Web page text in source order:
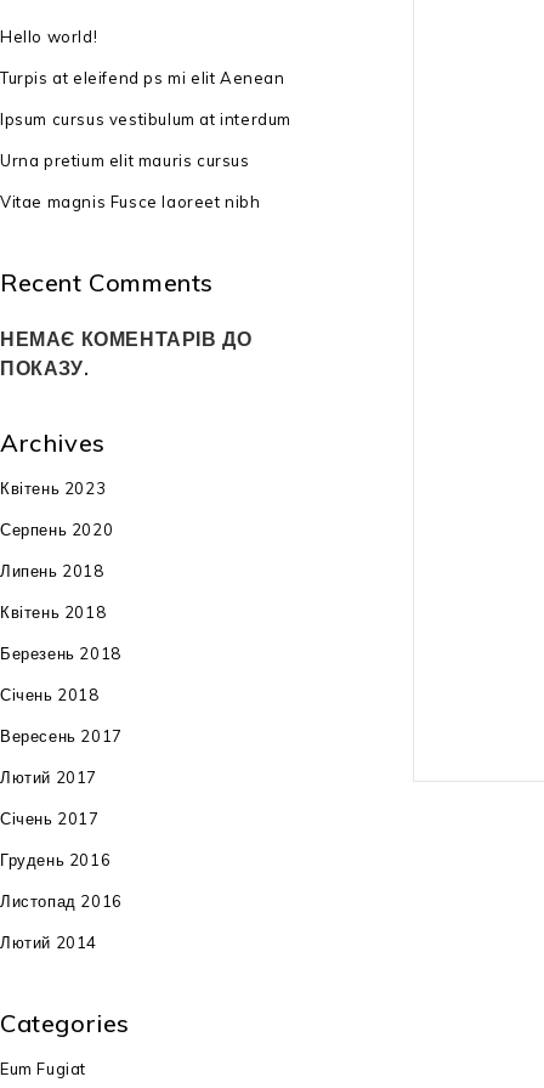
Hello world!
Turpis at eleifend ps mi elit Aenean
Ipsum cursus vestibulum at interdum
Urna pretium elit mauris cursus
Vitae magnis Fusce laoreet nibh
Recent Comments
НЕМАЄ КОМЕНТАРІВ ДО
ПОКАЗУ.
Archives
Квітень 2023
Серпень 2020
Липень 2018
Квітень 2018
Березень 2018
Січень 2018
Вересень 2017
Лютий 2017
Січень 2017
Грудень 2016
Листопад 2016
Лютий 2014
Categories
Eum Fugiat